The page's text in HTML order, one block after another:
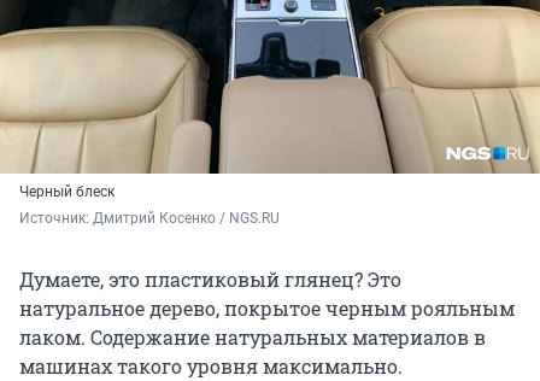
Черный блеск
Источник: Дмитрий Косенко / NGS.RU
Думаете, это пластиковый глянец? Это
натуральное дерево, покрытое черным рояльным
лаком. Содержание натуральных материалов в
машинах такого уровня максимально.